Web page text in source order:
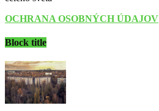
OCHRANA OSOBNÝCH ÚDAJOV
Block title